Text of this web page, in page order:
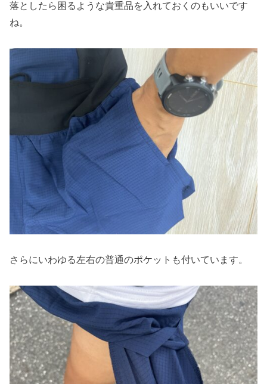
落としたら困るような貴重品を入れておくのもいいです
ね。
さらにいわゆる左右の普通のポケットも付いています。